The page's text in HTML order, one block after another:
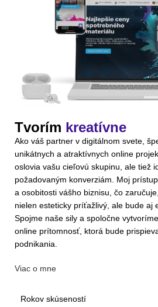
Tvorím kreatívne
Ako váš partner v digitálnom svete,
unikátnych a atraktívnych online
oslovia vašu cieľovú skupinu, ale tiež
požadovaným konverziám. Moj
a osobitosti vášho biznisu, čo
nielen esteticky príťažlivý, ale bude aj
Spojme naše sily a spoločne
online prítomnosť, ktorá bude
podnikania.
Viac o mne
Rokov skúseností